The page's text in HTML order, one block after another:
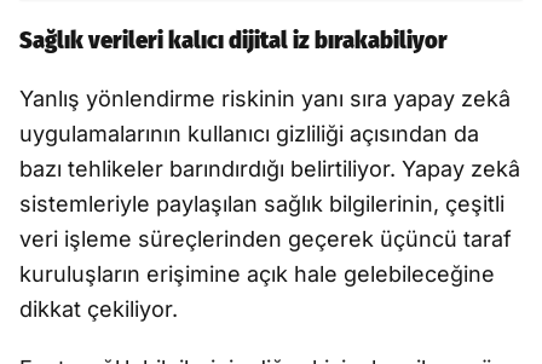
Sağlık verileri kalıcı dijital iz bırakabiliyor
Yanlış yönlendirme riskinin yanı sıra yapay zekâ
uygulamalarının kullanıcı gizliliği açısından da
bazı tehlikeler barındırdığı belirtiliyor. Yapay zekâ
sistemleriyle paylaşılan sağlık bilgilerinin, çeşitli
veri işleme süreçlerinden geçerek üçüncü taraf
kuruluşların erişimine açık hale gelebileceğine
dikkat çekiliyor.